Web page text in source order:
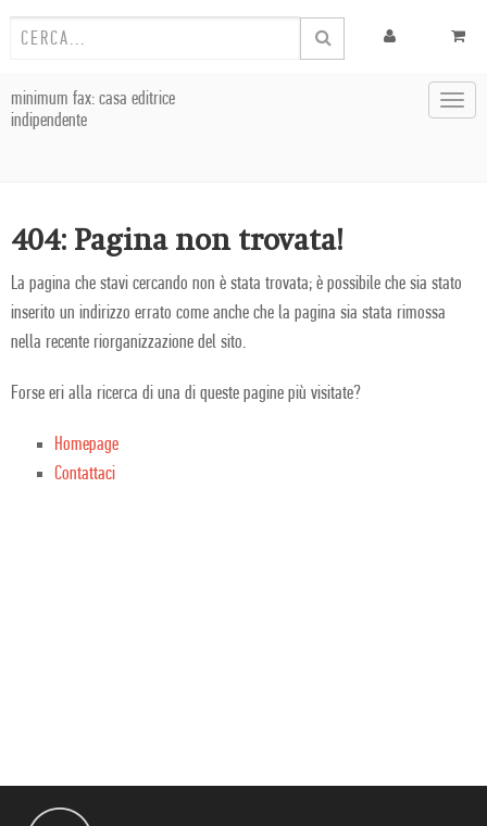
minimum fax: casa editrice
indipendente
404: Pagina non trovata!
La pagina che stavi cercando non è stata trovata; è possibile che sia stato
inserito un indirizzo errato come anche che la pagina sia stata rimossa
nella recente riorganizzazione del sito.
Forse eri alla ricerca di una di queste pagine più visitate?
Homepage
Contattaci